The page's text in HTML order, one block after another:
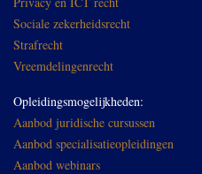
Sociale zekerheidsrecht
Strafrecht
Vreemdelingenrecht
Opleidingsmogelijkheden:
Aanbod juridische cursussen
Aanbod specialisatieopleidingen
Aanbod webinars